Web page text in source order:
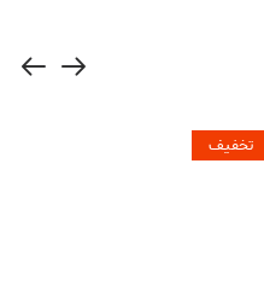
تخفیف